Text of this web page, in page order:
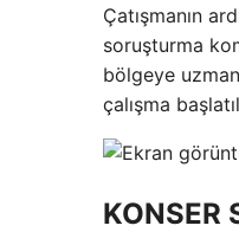
Çatışmanın
soruşturma
bölgeye
çalışma
KONSER